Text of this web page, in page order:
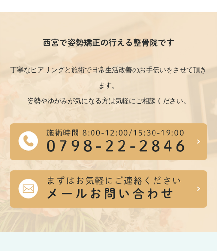
西宮で姿勢矯正の行える整骨院です
丁寧なヒアリングと施術で日常生活改善のお手伝いをさせて頂き
ます。
姿勢やゆがみが気になる方は気軽にご相談ください。